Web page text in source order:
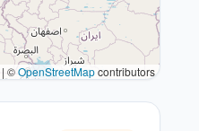
| ©OpenStreetMapcontributors